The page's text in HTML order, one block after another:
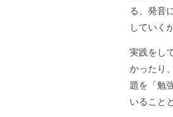
る、発音
していく
実践をし
かったり
題を「勉
いること